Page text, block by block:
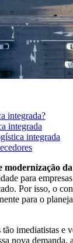
integrada?
integrada
integrada
modernização
para
Por isso, o
para o
imediatistas e
nova demanda,